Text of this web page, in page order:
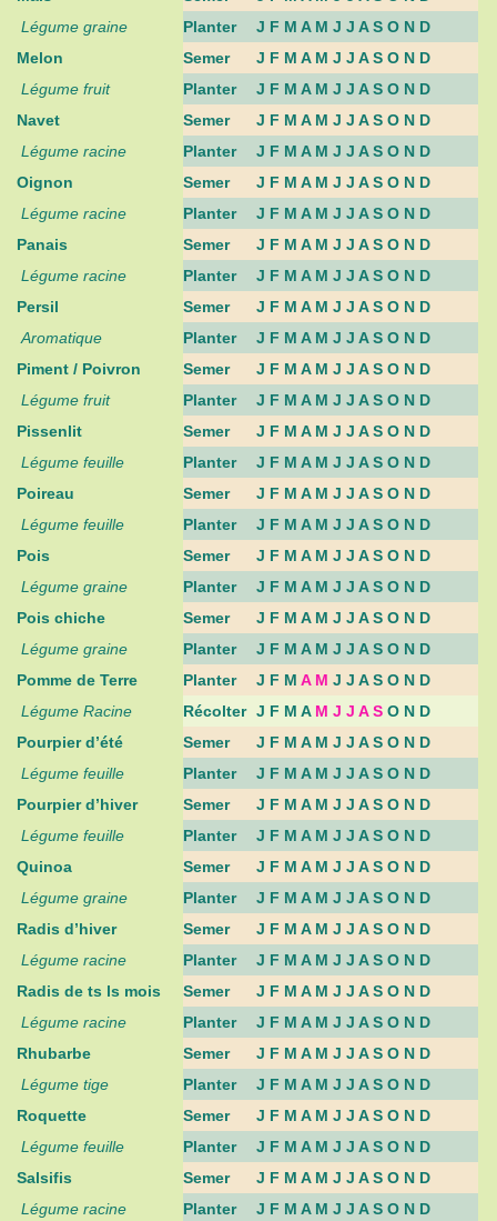
Légume graine
Planter
J F M A M J J A S O N D
Melon
Semer
J F M A M J J A S O N D
Légume fruit
Planter
J F M A M J J A S O N D
Navet
Semer
J F M A M J J A S O N D
Légume racine
Planter
J F M A M J J A S O N D
Oignon
Semer
J F M A M J J A S O N D
Légume racine
Planter
J F M A M J J A S O N D
Panais
Semer
J F M A M J J A S O N D
Légume racine
Planter
J F M A M J J A S O N D
Persil
Semer
J F M A M J J A S O N D
Aromatique
Planter
J F M A M J J A S O N D
Piment / Poivron
Semer
J F M A M J J A S O N D
Légume fruit
Planter
J F M A M J J A S O N D
Pissenlit
Semer
J F M A M J J A S O N D
Légume feuille
Planter
J F M A M J J A S O N D
Poireau
Semer
J F M A M J J A S O N D
Légume feuille
Planter
J F M A M J J A S O N D
Pois
Semer
J F M A M J J A S O N D
Légume graine
Planter
J F M A M J J A S O N D
Pois chiche
Semer
J F M A M J J A S O N D
Légume graine
Planter
J F M A M J J A S O N D
Pomme de Terre
Planter J F M A M J J A S O N D
Légume Racine
Récolter J F M A M J J A S O N D
Pourpier d’été
Semer
J F M A M J J A S O N D
Légume feuille
Planter
J F M A M J J A S O N D
Pourpier d’hiver
Semer
J F M A M J J A S O N D
Légume feuille
Planter
J F M A M J J A S O N D
Quinoa
Semer
J F M A M J J A S O N D
Légume graine
Planter
J F M A M J J A S O N D
Radis d’hiver
Semer
J F M A M J J A S O N D
Légume racine
Planter
J F M A M J J A S O N D
Radis de ts ls mois
Semer
J F M A M J J A S O N D
Légume racine
Planter
J F M A M J J A S O N D
Rhubarbe
Semer
J F M A M J J A S O N D
Légume tige
Planter
J F M A M J J A S O N D
Roquette
Semer
J F M A M J J A S O N D
Légume feuille
Planter
J F M A M J J A S O N D
Salsifis
Semer
J F M A M J J A S O N D
Légume racine
Planter
J F M A M J J A S O N D